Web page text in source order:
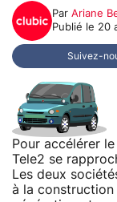
Par Ariane
Publié le 20
Suivez-
Pour accélérer
Tele2 se
Les deux
à la construction